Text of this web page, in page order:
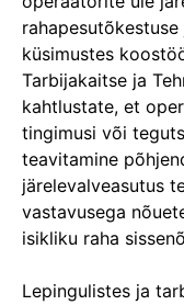
küsimustes
Tarbijakaitse ja
kahtlustate, et
tingimusi või
teavitamine
järelevalveasutus
vastavusega
isikliku raha
Lepingulistes ja